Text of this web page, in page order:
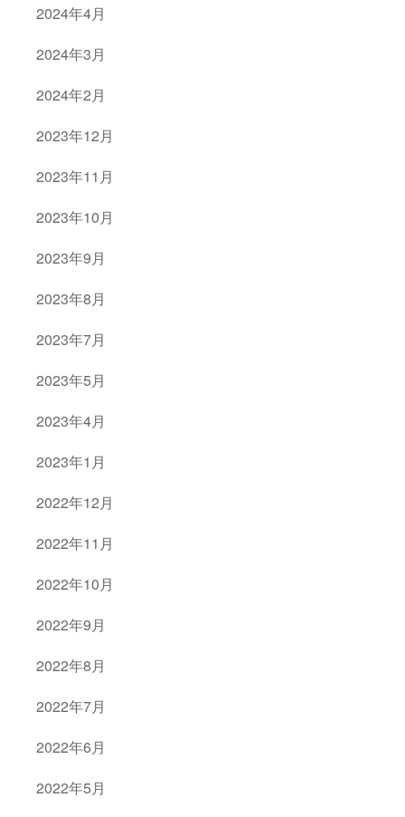
2024年4月
2024年3月
2024年2月
2023年12月
2023年11月
2023年10月
2023年9月
2023年8月
2023年7月
2023年5月
2023年4月
2023年1月
2022年12月
2022年11月
2022年10月
2022年9月
2022年8月
2022年7月
2022年6月
2022年5月